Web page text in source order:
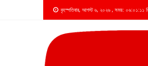
বৃহস্পতিবার, আগস্ট ৬, ২০২৬ , সময়: ০৬:০১:১১